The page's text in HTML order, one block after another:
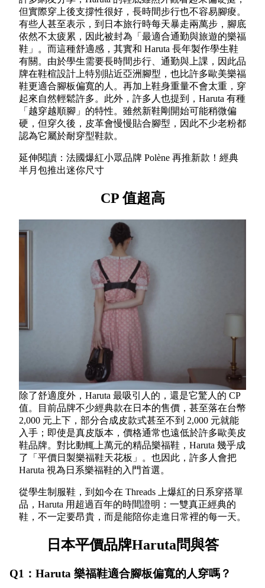
但實際穿上後支撐性很好，長時間步行也不容易腳痠。
有些人甚至表示，到日本旅行時每天暴走兩萬步，腳底
依然不太疲累，因此被封為「最適合通勤與旅遊的樂福
鞋」。而這種舒適感，其實和 Haruta 長年製作學生鞋
有關。由於學生需要長時間步行、通勤與上課，因此品
牌在鞋楦設計上特別貼近亞洲腳型，也比許多歐美樂福
鞋更適合腳板偏寬的人。再加上鞋身重量不會太重，穿
起來自然輕鬆許多。此外，許多人也提到，Haruta 有種
「越穿越順腳」的特性。雖然新鞋剛開始可能稍微偏
硬，但穿久後，皮革會慢慢貼合腳型，因此不少老粉都
認為它屬於耐穿型鞋款。
延伸閱讀：法國爆紅小眾品牌 Polène 再推新款！經典
半月包推出迷你尺寸
CP 值超高
除了舒適度外，Haruta 最吸引人的，還是它驚人的 CP
值。目前品牌不少經典款在日本的售價，甚至落在台幣
2,000 元上下，部分合成皮款式甚至不到 2,000 元就能
入手；即使是真皮版本，價格通常也遠低於許多歐美皮
鞋品牌。對比動輒上萬元的精品樂福鞋，Haruta 幾乎成
了「平價日製樂福鞋天花板」。也因此，許多人會把
Haruta 視為日系樂福鞋的入門首選。
從學生制服鞋，到如今在 Threads 上爆紅的日系穿搭單
品，Haruta 用超過百年的時間證明：一雙真正經典的
鞋，不一定要昂貴，而是能陪你走進日常裡的每一天。
日本平價品牌Haruta問與答
Q1：Haruta 樂福鞋適合腳板偏寬的人穿嗎？